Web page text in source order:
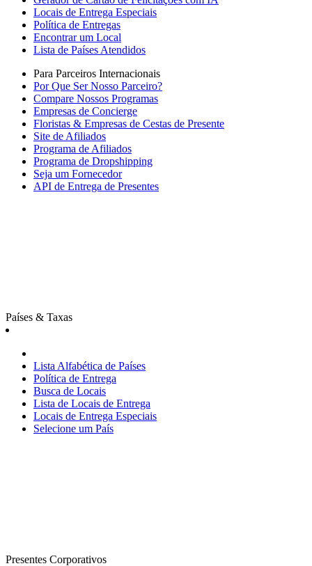
Locais de Entrega Especiais
Política de Entregas
Encontrar um Local
Lista de Países Atendidos
Para Parceiros Internacionais
Por Que Ser Nosso Parceiro?
Compare Nossos Programas
Empresas de Concierge
Floristas & Empresas de Cestas de Presente
Site de Afiliados
Programa de Afiliados
Programa de Dropshipping
Seja um Fornecedor
API de Entrega de Presentes
Países & Taxas
Lista Alfabética de Países
Política de Entrega
Busca de Locais
Lista de Locais de Entrega
Locais de Entrega Especiais
Selecione um País
Presentes Corporativos